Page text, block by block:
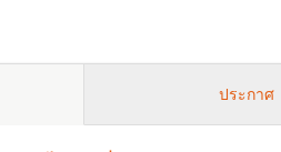
ประกาศ